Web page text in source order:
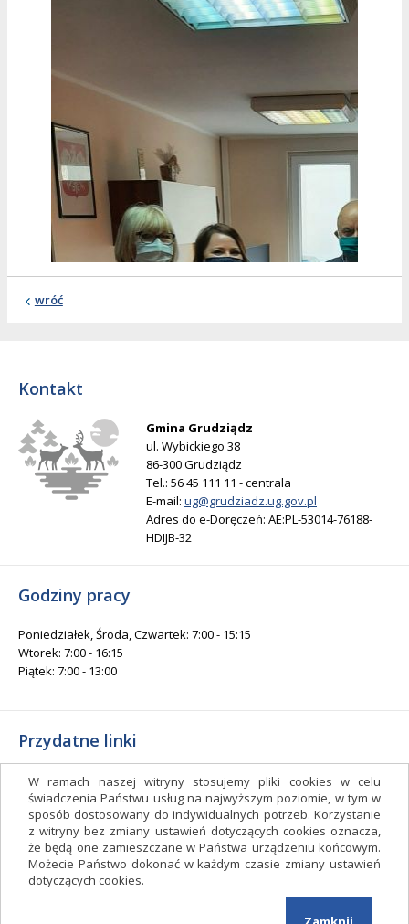
W ramach naszej witryny stosujemy pliki cookies w celu
świadczenia Państwu usług na najwyższym poziomie, w tym w
sposób dostosowany do indywidualnych potrzeb. Korzystanie
z witryny bez zmiany ustawień dotyczących cookies oznacza,
że będą one zamieszczane w Państwa urządzeniu końcowym.
Możecie Państwo dokonać w każdym czasie zmiany ustawień
dotyczących cookies.
wróć
Kontakt
Gmina Grudziądz
ul. Wybickiego 38
86-300 Grudziądz
Tel.: 56 45 111 11 - centrala
E-mail: ug@grudziadz.ug.gov.pl
Adres do e-Doręczeń: AE:PL-53014-76188-
HDIJB-32
Godziny pracy
Poniedziałek, Środa, Czwartek: 7:00 - 15:15
Wtorek: 7:00 - 16:15
Piątek: 7:00 - 13:00
Przydatne linki
Gminny Ośrodek Kultury i Sportu
Gminna Biblioteka Publiczna
facebook.com/gminagrudziadz
Deklaracja dostępności
Facebook